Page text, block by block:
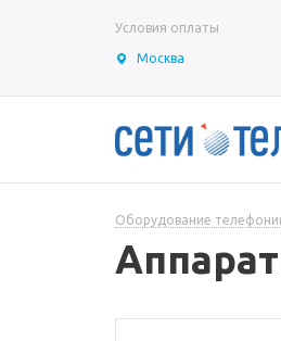
Условия оплаты
Москва
Оборудование